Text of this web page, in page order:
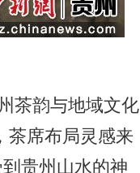
茶韵与地域文化
茶席布局灵感来
贵州山水的神